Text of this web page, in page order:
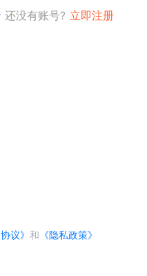
还没有账号? 立即注册
协议》和 《隐私政策》